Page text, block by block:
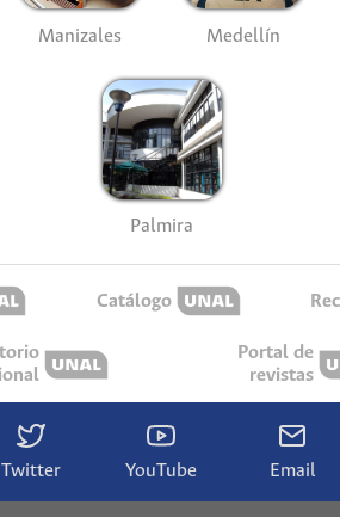
Manizales Medellín
Palmira
Catálogo
Portal de
revistas
Twitter YouTube Email